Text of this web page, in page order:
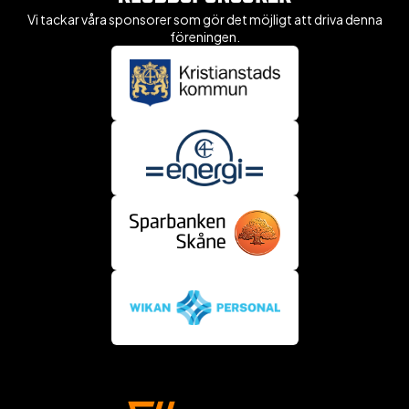
Vi tackar våra sponsorer som gör det möjligt att driva denna
föreningen.